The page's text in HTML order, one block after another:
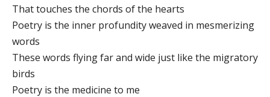
That touches the chords of the hearts
Poetry is the inner profundity weaved in mesmerizing
words
These words flying far and wide just like the migratory
birds
Poetry is the medicine to me